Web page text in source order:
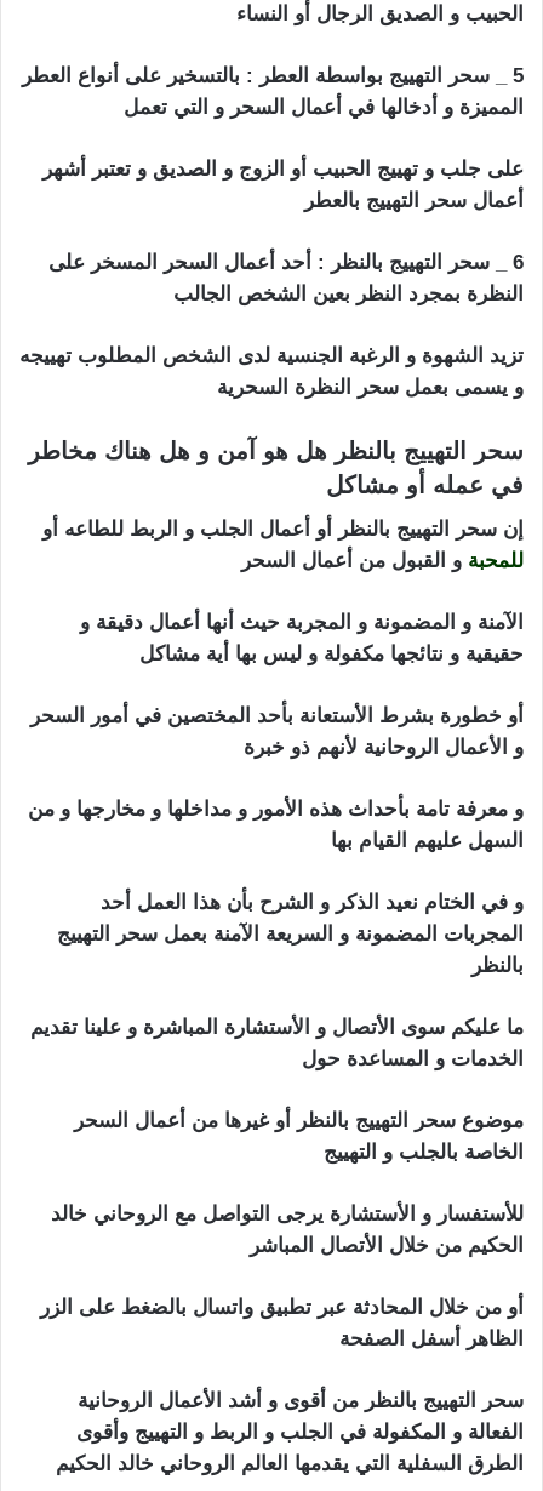
الحبيب و الصديق الرجال أو النساء
5 _ سحر التهييج بواسطة العطر : بالتسخير على أنواع العطر
المميزة و أدخالها في أعمال السحر و التي تعمل
على جلب و تهييج الحبيب أو الزوج و الصديق و تعتبر أشهر
أعمال سحر التهييج بالعطر
6 _ سحر التهييج بالنظر : أحد أعمال السحر المسخر على
النظرة بمجرد النظر بعين الشخص الجالب
تزيد الشهوة و الرغبة الجنسية لدى الشخص المطلوب تهييجه
و يسمى بعمل سحر النظرة السحرية
سحر التهييج بالنظر هل هو آمن و هل هناك مخاطر
في عمله أو مشاكل
إن سحر التهييج بالنظر أو أعمال الجلب و الربط للطاعه أو
للمحبة و القبول من أعمال السحر
الآمنة و المضمونة و المجربة حيث أنها أعمال دقيقة و
حقيقية و نتائجها مكفولة و ليس بها أية مشاكل
أو خطورة بشرط الأستعانة بأحد المختصين في أمور السحر
و الأعمال الروحانية لأنهم ذو خبرة
و معرفة تامة بأحداث هذه الأمور و مداخلها و مخارجها و من
السهل عليهم القيام بها
و في الختام نعيد الذكر و الشرح بأن هذا العمل أحد
المجربات المضمونة و السريعة الآمنة بعمل سحر التهييج
بالنظر
ما عليكم سوى الأتصال و الأستشارة المباشرة و علينا تقديم
الخدمات و المساعدة حول
موضوع سحر التهييج بالنظر أو غيرها من أعمال السحر
الخاصة بالجلب و التهييج
للأستفسار و الأستشارة يرجى التواصل مع الروحاني خالد
الحكيم من خلال الأتصال المباشر
أو من خلال المحادثة عبر تطبيق واتسال بالضغط على الزر
الظاهر أسفل الصفحة
سحر التهييج بالنظر من أقوى و أشد الأعمال الروحانية
الفعالة و المكفولة في الجلب و الربط و التهييج وأقوى
الطرق السفلية التي يقدمها العالم الروحاني خالد الحكيم